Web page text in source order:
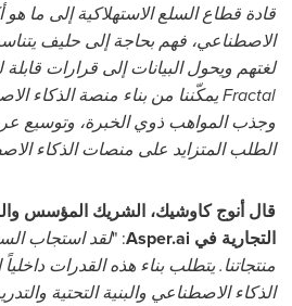
قادة قطاع السلع الاستهلاكية إلى ما هو
الاصطناعي، فهم بحاجة إلى حليف
لغتهم ويحول البيانات إلى قرارات قابلة
Fractalيمكّننا من بناء منصة الذكاء
وجذب المواهب ذوي الخبرة، وتوسيع
الطلب المتزايد على منصات الذكاء
قال أنوج كاوشيك، الشريك المؤسس
التجارية في Asper.ai
: "لقد استجاب
منتجاتنا. يتطلب بناء هذه القدرات
الذكاء الاصطناعي والبنية التحتية